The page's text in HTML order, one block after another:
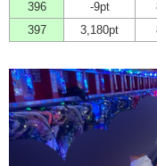
396
-9pt
397
3,180pt